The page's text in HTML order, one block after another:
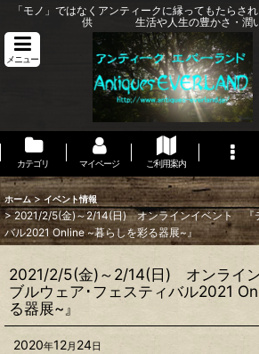
「モノ」ではなくアンティークに縁ってもたらさ
供 生活や人生の豊かさ・潤い
メニュー
カテゴリ マイページ ご利用案内
ホーム > イベント情報
> 2021/2/5(金)～2/14(日) オンラインイベント 『
バル2021 Online ~暮らしを彩る器展~』
2021/2/5(金)～2/14(日) オンライ
ブルウェア･フェスティバル2021
る器展~』
2020年12月 24日